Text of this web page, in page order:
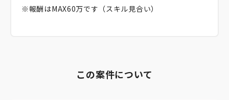
※報酬はMAX60万です（スキル見合い）
この案件について